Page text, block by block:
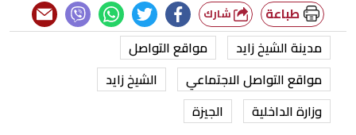
طباعة
مدينة الشيخ زايد
مواقع التواصل
مواقع التواصل الاجتماعي
الشيخ زايد
وزارة الداخلية
الجيزة